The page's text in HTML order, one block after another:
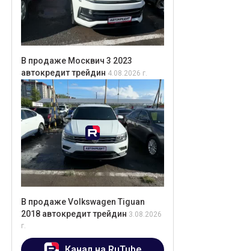
В продаже Москвич 3 2023
автокредит трейдин 4.08.2026 г.
В продаже Volkswagen Tiguan
2018 автокредит трейдин 3.08.2026
г.